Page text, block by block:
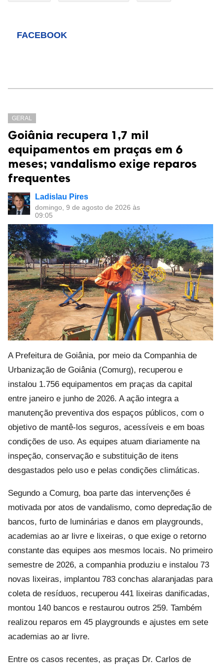
FACEBOOK
GERAL
Goiânia recupera 1,7 mil
equipamentos em praças em 6
meses; vandalismo exige reparos
frequentes
Ladislau Pires
domingo, 9 de agosto de 2026 às
09:05
A Prefeitura de Goiânia, por meio da Companhia de
Urbanização de Goiânia (Comurg), recuperou e
instalou 1.756 equipamentos em praças da capital
entre janeiro e junho de 2026. A ação integra a
manutenção preventiva dos espaços públicos, com o
objetivo de mantê-los seguros, acessíveis e em boas
condições de uso. As equipes atuam diariamente na
inspeção, conservação e substituição de itens
desgastados pelo uso e pelas condições climáticas.
Segundo a Comurg, boa parte das intervenções é
motivada por atos de vandalismo, como depredação de
bancos, furto de luminárias e danos em playgrounds,
academias ao ar livre e lixeiras, o que exige o retorno
constante das equipes aos mesmos locais. No primeiro
semestre de 2026, a companhia produziu e instalou 73
novas lixeiras, implantou 783 conchas alaranjadas para
coleta de resíduos, recuperou 441 lixeiras danificadas,
montou 140 bancos e restaurou outros 259. Também
realizou reparos em 45 playgrounds e ajustes em sete
academias ao ar livre.
Entre os casos recentes, as praças Dr. Carlos de